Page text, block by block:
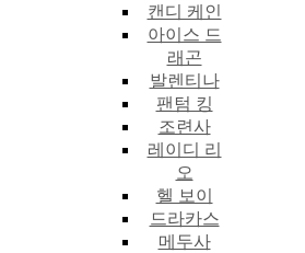
캔디 케인
아이스 드
래곤
발렌티나
팬텀 킹
조련사
레이디 리
오
헬 보이
드라카스
메두사